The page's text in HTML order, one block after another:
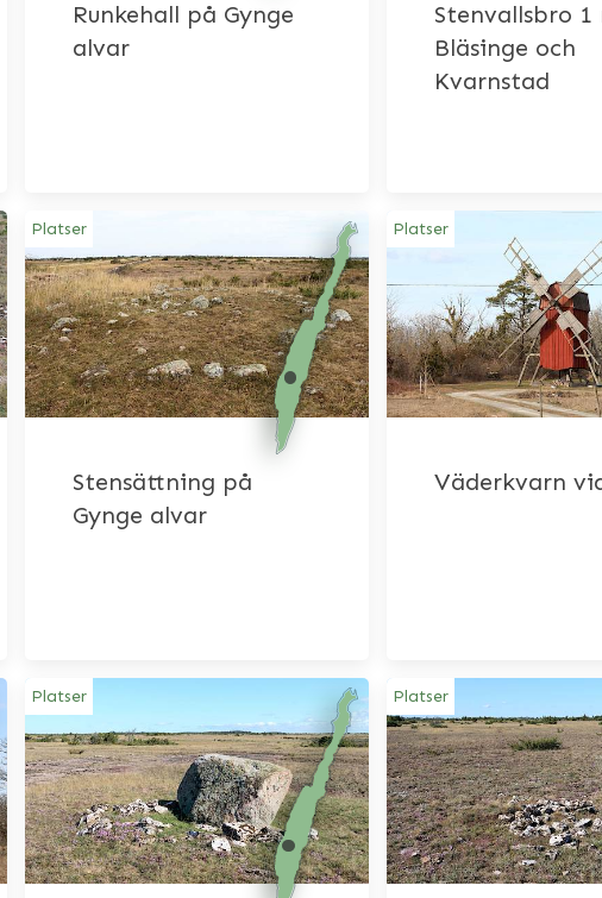
Runkehall på Gynge
alvar
Stenvallsbro 1
Bläsinge och
Kvarnstad
Platser
Stensättning på
Gynge alvar
Platser
Väderkvarn
Platser Platser